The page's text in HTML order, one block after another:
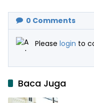
0 Comments
Please login to
Baca Juga